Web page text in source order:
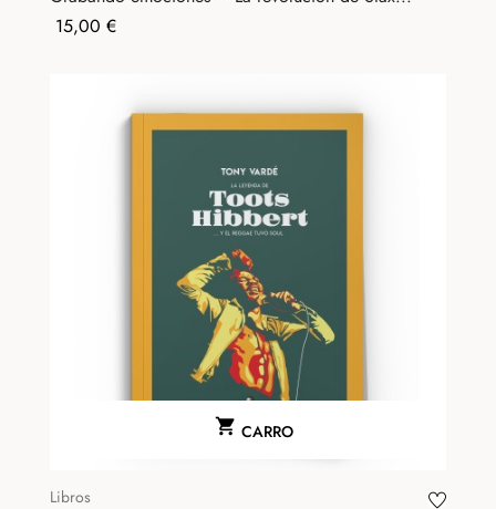
Precio
15,00 €
 CARRO
Libros